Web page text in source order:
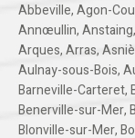
Abbeville,Agon-
Annœullin,Anstaing,
Arques,Arras,
Aulnay-sous-Bois,
Barneville-Carteret,
Benerville-sur-Mer,
Blonville-sur-Mer,